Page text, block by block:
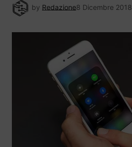
by Redazione8 Dicembre 2018